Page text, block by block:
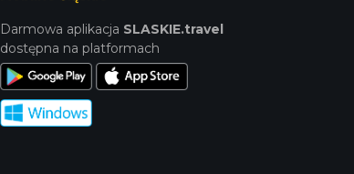
Darmowa aplikacja SLASKIE.travel
dostępna na platformach